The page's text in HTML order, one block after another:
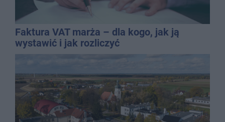
Faktura VAT marża – dla kogo, jak ją
wystawić i jak rozliczyć